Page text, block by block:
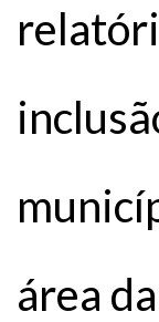
área